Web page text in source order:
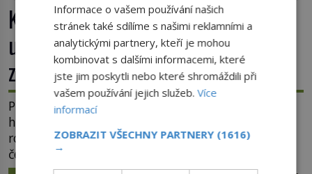
Klenot skrytý pod podlahou: Jak se
unikátní románský poklad dostal do
zapadlého Bečova?
Příběh relikviáře svatého Maura dodnes fascinuje
historiky i milovníky záhad po celém světě. Tato
románská zlatnická památka ze 13. století je po
českých korunovačních klenotech druhým
nejcennějším movitým majetkem v České
Informace o vašem používání našich
stránek také sdílíme s našimi reklamními a
analytickými partnery, kteří je mohou
kombinovat s dalšími informacemi, které
jste jim poskytli nebo které shromáždili při
vašem používání jejich služeb.Více
informací
ZOBRAZIT VŠECHNY PARTNERY (1616)
→